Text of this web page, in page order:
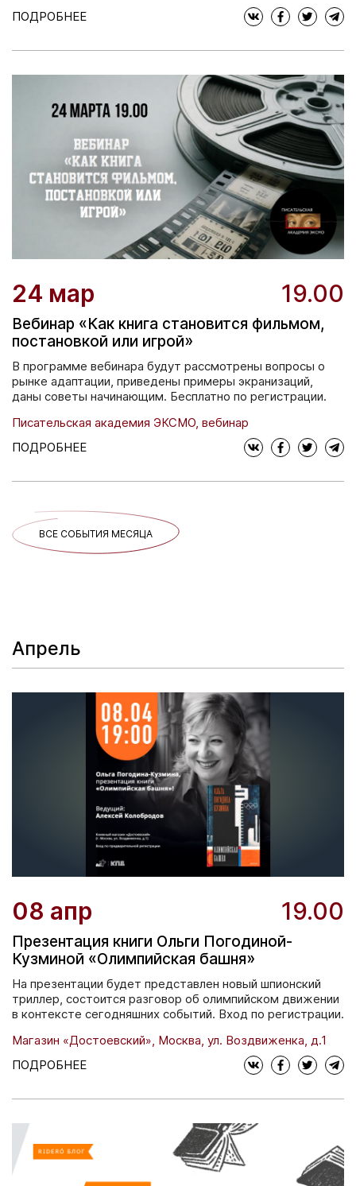
ПОДРОБНЕЕ
24 мар 19.00
Вебинар «Как книга становится фильмом,
постановкой или игрой»
В программе вебинара будут рассмотрены вопросы о
рынке адаптации, приведены примеры экранизаций,
даны советы начинающим. Бесплатно по регистрации.
Писательская академия ЭКСМО, вебинар
ПОДРОБНЕЕ
ВСЕ СОБЫТИЯ МЕСЯЦА
Апрель
08 апр 19.00
Презентация книги Ольги Погодиной-
Кузминой «Олимпийская башня»
На презентации будет представлен новый шпионский
триллер, состоится разговор об олимпийском движении
в контексте сегодняшних событий. Вход по регистрации.
Магазин «Достоевский», Москва, ул. Воздвиженка, д.1
ПОДРОБНЕЕ